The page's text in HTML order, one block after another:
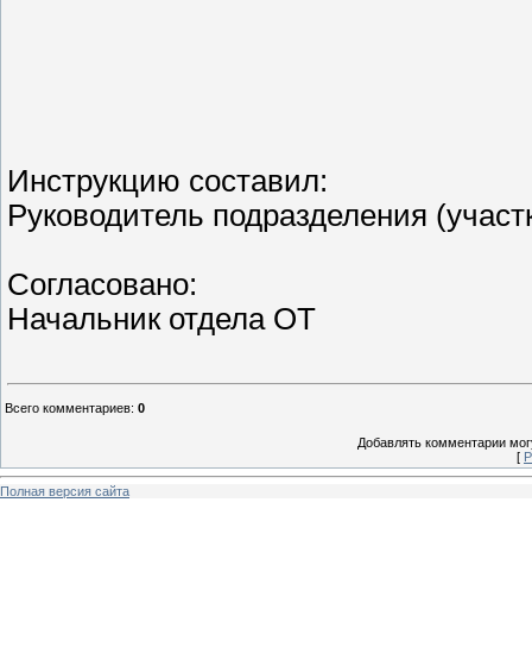
Инструкцию составил:
Руководитель подразделения
Согласовано:
Начальник отдела
Всего комментариев: 0
Добавлять комментарии
[
Полная версия сайта